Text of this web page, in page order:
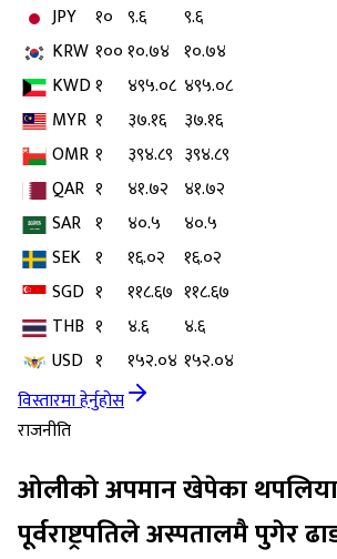
JPY
१० ९.६
९.६
KRW १००१०.७४ १०.७४
KWD१ ४९५.०८ ४९५.०८
MYR १ ३७.१६
३७.१६
OMR १ ३९४.८९ ३९४.८९
QAR १ ४१.७२ ४१.७२
SAR १ ४०.५
४०.५
SEK १ १६.०२
१६.०२
SGD १ ११८.६७ ११८.६७
THB १ ४.६
४.६
USD १ १५२.०४ १५२.०४
विस्तारमा हेर्नुहोस
राजनीति
ओलीको अपमान खेपेका
पूर्वराष्ट्रपतिले अस्पतालमै पुगेर